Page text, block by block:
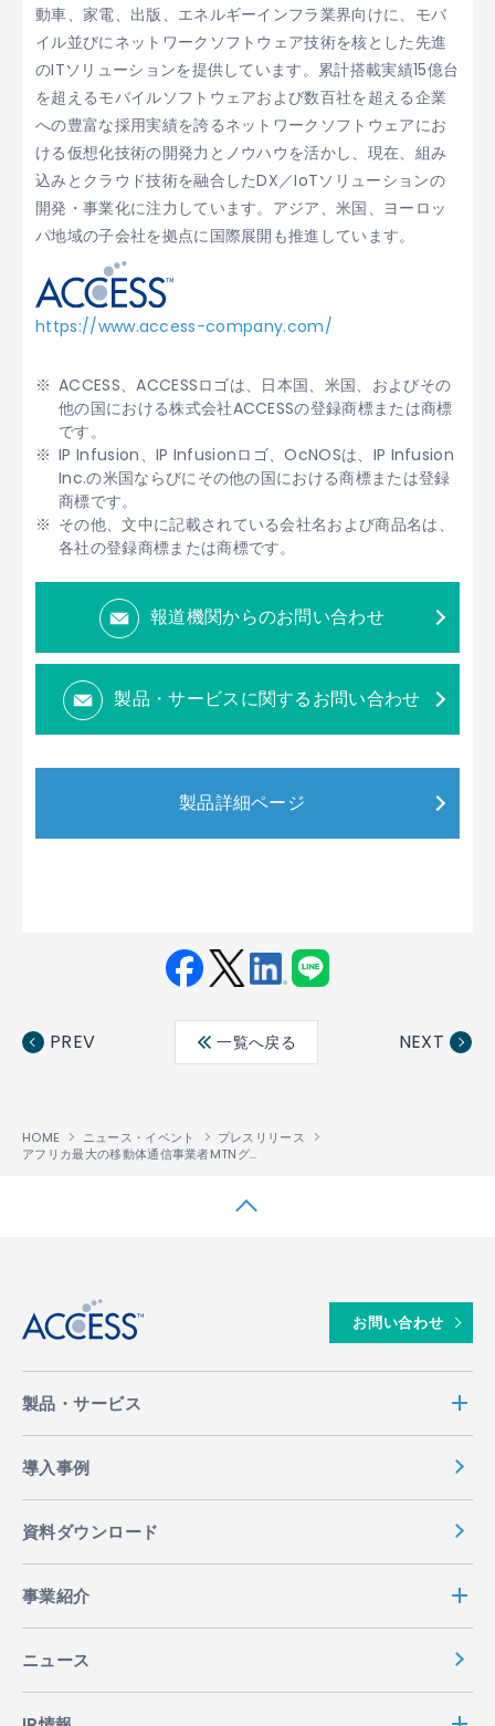
動車、家電、出版、エネルギーインフラ業界向けに、モバ
イル並びにネットワークソフトウェア技術を核とした先進
のITソリューションを提供しています。累計搭載実績15億台
を超えるモバイルソフトウェアおよび数百社を超える企業
への豊富な採用実績を誇るネットワークソフトウェアにお
ける仮想化技術の開発力とノウハウを活かし、現在、組み
込みとクラウド技術を融合したDX／IoTソリューションの
開発・事業化に注力しています。アジア、米国、ヨーロッ
パ地域の子会社を拠点に国際展開も推進しています。
https://www.access-company.com/
ACCESS、ACCESSロゴは、日本国、米国、およびその
他の国における株式会社ACCESSの登録商標または商標
です。
IP Infusion、IP Infusionロゴ、OcNOSは、IP Infusion
Inc.の米国ならびにその他の国における商標または登録
商標です。
その他、文中に記載されている会社名および商品名は、
各社の登録商標または商標です。
報道機関からのお問い合わせ
製品・サービスに関するお問い合わせ
製品詳細ページ
ebo ter
edin
PREV 一覧へ戻る NEXT
HOME ニュース・イベント
プレスリリース
アフリカ最大の移動体通信事業者MTNグループが、IP Infusionをオープンかつディスアグリゲーション・ネットワーキングの認定サプライヤーに指定
お問い合わせ
製品・サービス
導入事例
資料ダウンロード
事業紹介
ニュース